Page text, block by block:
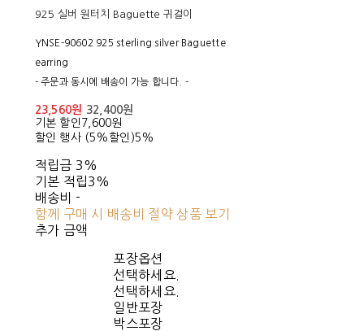
925 실버 원터치 Baguette 귀걸이
YNSE-90602 925 sterling silver Baguette
earring
- 주문과 동시에 배송이 가능 합니다. -
23,560원 32,400원
기본 할인 7,600원
할인 행사 (5%할인)5%
적립금 3%
기본 적립3%
배송비 -
함께 구매 시 배송비 절약 상품 보기
추가 금액
포장옵션
선택하세요.
선택하세요.
일반포장
박스포장